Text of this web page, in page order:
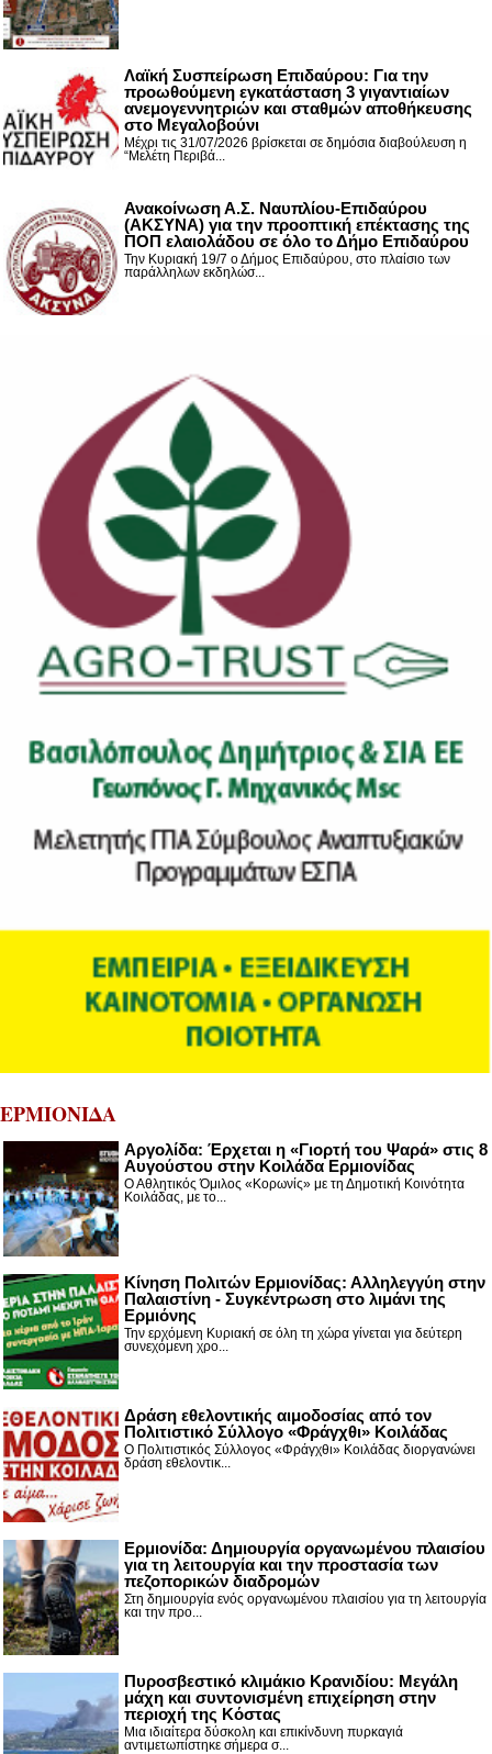
Λαϊκή Συσπείρωση Επιδαύρου: Για την
προωθούμενη εγκατάσταση 3 γιγαντιαίων
ανεμογεννητριών και σταθμών αποθήκευσης
στο Μεγαλοβούνι
Μέχρι τις 31/07/2026 βρίσκεται σε δημόσια διαβούλευση η
“Μελέτη Περιβά...
Ανακοίνωση Α.Σ. Ναυπλίου-Επιδαύρου
(ΑΚΣΥΝΑ) για την προοπτική επέκτασης της
ΠΟΠ ελαιολάδου σε όλο το Δήμο Επιδαύρου
Την Κυριακή 19/7 ο Δήμος Επιδαύρου, στο πλαίσιο των
παράλληλων εκδηλώσ...
ΕΡΜΙΟΝΙΔΑ
Αργολίδα: Έρχεται η «Γιορτή του Ψαρά» στις 8
Αυγούστου στην Κοιλάδα Ερμιονίδας
Ο Αθλητικός Όμιλος «Κορωνίς» με τη Δημοτική Κοινότητα
Κοιλάδας, με το...
Κίνηση Πολιτών Ερμιονίδας: Αλληλεγγύη στην
Παλαιστίνη - Συγκέντρωση στο λιμάνι της
Ερμιόνης
Την ερχόμενη Κυριακή σε όλη τη χώρα γίνεται για δεύτερη
συνεχόμενη χρο...
Δράση εθελοντικής αιμοδοσίας από τον
Πολιτιστικό Σύλλογο «Φράγχθι» Κοιλάδας
Ο Πολιτιστικός Σύλλογος «Φράγχθι» Κοιλάδας διοργανώνει
δράση εθελοντικ...
Ερμιονίδα: Δημιουργία οργανωμένου πλαισίου
για τη λειτουργία και την προστασία των
πεζοπορικών διαδρομών
Στη δημιουργία ενός οργανωμένου πλαισίου για τη λειτουργία
και την προ...
Πυροσβεστικό κλιμάκιο Κρανιδίου: Μεγάλη
μάχη και συντονισμένη επιχείρηση στην
περιοχή της Κόστας
Μια ιδιαίτερα δύσκολη και επικίνδυνη πυρκαγιά
αντιμετωπίστηκε σήμερα σ...